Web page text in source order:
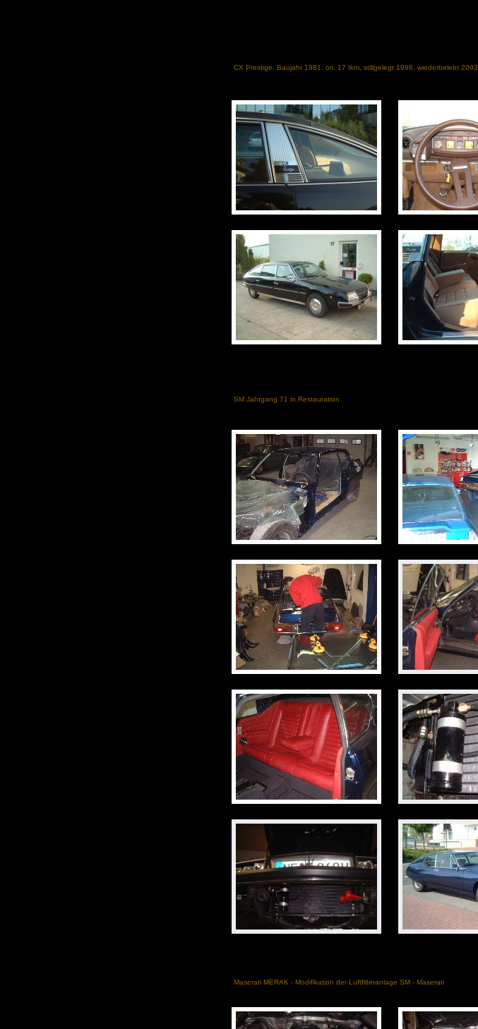
CX Prestige, Baujahr 1981, ori. 17 tkm, stillgelegt 1986, wiederbelebt 2003
SM Jahrgang 71 in Restauration
Maserati MERAK - Modifikation der Luftfilteranlage SM - Maserati